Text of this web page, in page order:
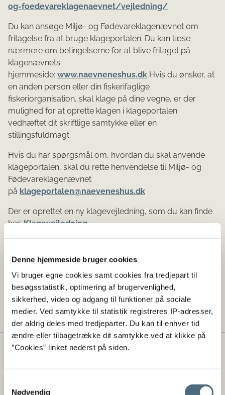
Denne hjemmeside bruger cookies
Vi bruger egne cookies samt cookies fra tredjepart til
besøgsstatistik, optimering af brugervenlighed,
sikkerhed, video og adgang til funktioner på sociale
medier. Ved samtykke til statistik registreres IP-adresser,
der aldrig deles med tredjeparter. Du kan til enhver tid
ændre eller tilbagetrække dit samtykke ved at klikke på
”Cookies” linket nederst på siden.
Nødvendig
og-foedevareklagenaevnet/vejledning/
Du kan ansøge Miljø- og Fødevareklagenævnet om
fritagelse fra at bruge klageportalen. Du kan læse
nærmere om betingelserne for at blive fritaget på
klagenævnets
hjemmeside: www.naevneneshus.dk Hvis du ønsker, at
en anden person eller din fiskerifaglige
fiskeriorganisation, skal klage på dine vegne, er der
mulighed for at oprette klagen i klageportalen
vedhæftet dit skriftlige samtykke eller en
stillingsfuldmagt.
Hvis du har spørgsmål om, hvordan du skal anvende
klageportalen, skal du rette henvendelse til Miljø- og
Fødevareklagenævnet
på klageportalen@naeveneshus.dk
Der er oprettet en ny klagevejledning, som du kan finde
her: Klagevejledning
Kontakt
Ved spørgsmål kan Fiskeristyrelsen kontaktes på
telefonnummer: 72 18 56 00 eller
på mail@fiskeristyrelsen.dk
Styrelsen for Fødevarer, Landbrug og
Fiskeri
Landbrugs- og Fiskeristyrelsen er lagt sammen med